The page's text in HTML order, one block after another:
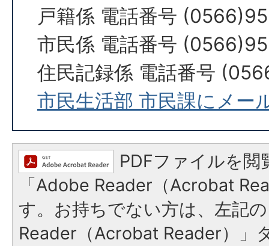
戸籍係 電話番号
市民係 電話番号
住民記録係 電話番号
市民生活部 市民課にメー
PDFファイルを閲
「Adobe Reader（Acrobat
す。お持ちでない方は、左記
Reader（Acrobat Reader）」